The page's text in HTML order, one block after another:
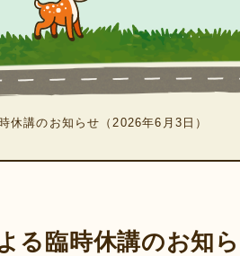
休講のお知らせ（2026年6月3日）
る臨時休講のお知